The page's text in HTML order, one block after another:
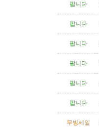
팝니다
팝니다
팝니다
팝니다
팝니다
팝니다
무빙세일